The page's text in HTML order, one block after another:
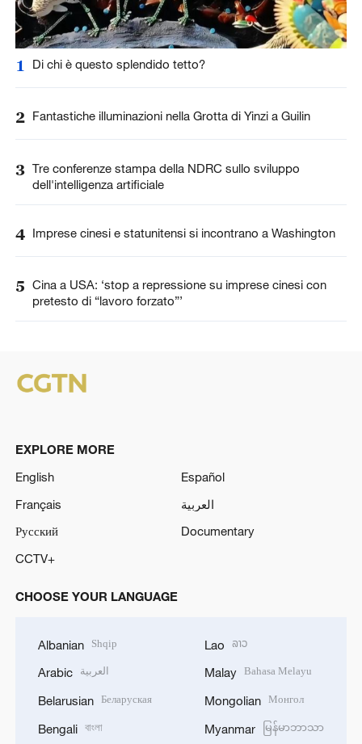
1 Di chi è questo splendido tetto?
2 Fantastiche illuminazioni nella Grotta di Yinzi a Guilin
3 Tre conferenze stampa della NDRC sullo sviluppo
dell'intelligenza artificiale
4 Imprese cinesi e statunitensi si incontrano a Washington
5 Cina a USA: ‘stop a repressione su imprese cinesi con
pretesto di “lavoro forzato”’
EXPLORE MORE
English
Español
Français
العربية
Русский
Documentary
CCTV+
CHOOSE YOUR LANGUAGE
Albanian Shqip
Arabic العربية
Belarusian Беларуская
Bengali বাংলা
Lao ລາວ
Malay Bahasa Melayu
Mongolian Монгол
Myanmar မြန်မာဘာသာ